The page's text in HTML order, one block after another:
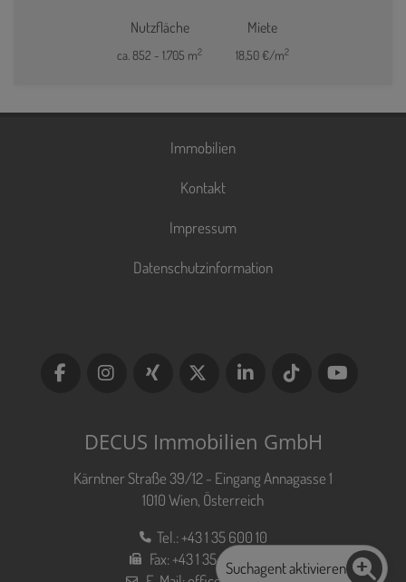
Nutzfläche
ca. 852 - 1.705 m2
Miete
18,50 €/m2
Immobilien
Kontakt
Impressum
Datenschutzinformation
DECUS Immobilien GmbH
Kärntner Straße 39/12 - Eingang Annagasse 1
1010 Wien, Österreich
Tel.:+43 1 35 600 10
Fax:+43 1 35 600 10 80Suchagent aktivieren